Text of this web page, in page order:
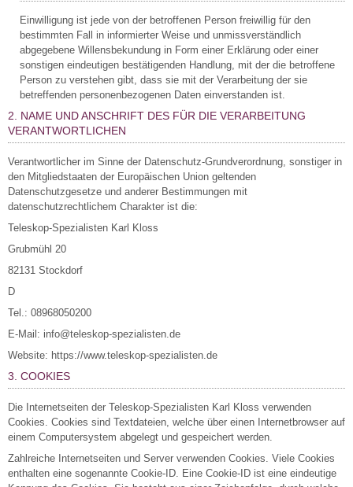
Einwilligung ist jede von der betroffenen Person freiwillig für den
bestimmten Fall in informierter Weise und unmissverständlich
abgegebene Willensbekundung in Form einer Erklärung oder einer
sonstigen eindeutigen bestätigenden Handlung, mit der die betroffene
Person zu verstehen gibt, dass sie mit der Verarbeitung der sie
betreffenden personenbezogenen Daten einverstanden ist.
2. NAME UND ANSCHRIFT DES FÜR DIE VERARBEITUNG
VERANTWORTLICHEN
Verantwortlicher im Sinne der Datenschutz-Grundverordnung, sonstiger in
den Mitgliedstaaten der Europäischen Union geltenden
Datenschutzgesetze und anderer Bestimmungen mit
datenschutzrechtlichem Charakter ist die:
Teleskop-Spezialisten Karl Kloss
Grubmühl 20
82131 Stockdorf
D
Tel.: 08968050200
E-Mail: info@teleskop-spezialisten.de
Website: https://www.teleskop-spezialisten.de
3. COOKIES
Die Internetseiten der Teleskop-Spezialisten Karl Kloss verwenden
Cookies. Cookies sind Textdateien, welche über einen Internetbrowser auf
einem Computersystem abgelegt und gespeichert werden.
Zahlreiche Internetseiten und Server verwenden Cookies. Viele Cookies
enthalten eine sogenannte Cookie-ID. Eine Cookie-ID ist eine eindeutige